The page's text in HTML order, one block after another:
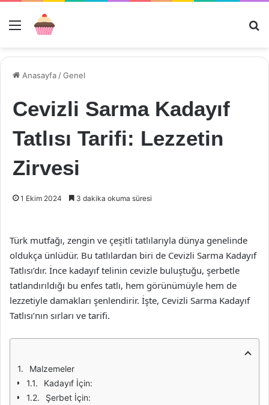
Menü
Anasayfa /Genel
Cevizli Sarma Kadayıf
Tatlısı Tarifi: Lezzetin
Zirvesi
1 Ekim 2024 3 dakika okuma süresi
Türk mutfağı, zengin ve çeşitli tatlılarıyla dünya genelinde
oldukça ünlüdür. Bu tatlılardan biri de Cevizli Sarma Kadayıf
Tatlısı’dır. İnce kadayıf telinin cevizle buluştuğu, şerbetle
tatlandırıldığı bu enfes tatlı, hem görünümüyle hem de
lezzetiyle damakları şenlendirir. İşte, Cevizli Sarma Kadayıf
Tatlısı’nın sırları ve tarifi.
Malzemeler
Kadayıf İçin:
Şerbet İçin: